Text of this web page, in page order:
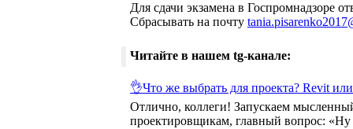
Для сдачи экзамена в Госпромнадзоре
Сбрасывать на почту
Читайте в нашем tg-канале:
👌Что же выбрать для проекта? Revit
Отлично, коллеги! Запускаем
проектировщикам, главный вопрос: